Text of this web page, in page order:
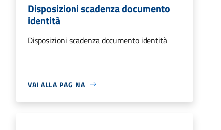
Disposizioni scadenza documento
identità
Disposizioni scadenza documento identità
VAI ALLA PAGINA